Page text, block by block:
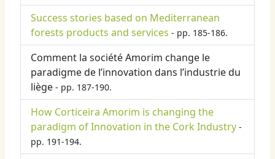
Success stories based on Mediterranean
forests products and services - pp. 185-186.
Comment la société Amorim change le
paradigme de l’innovation dans l’industrie du
liège - pp. 187-190.
How Corticeira Amorim is changing the
paradigm of Innovation in the Cork Industry -
pp. 191-194.